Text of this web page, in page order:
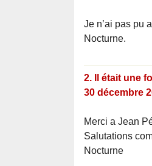
Je n’ai pas pu
Nocturne.
2.
Il était une
30 décembre
Merci a Jean
Salutations
Nocturne